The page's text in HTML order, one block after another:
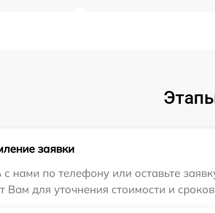
заявки
с нами по телефону или оставьте
Вам для уточнения стоимости и